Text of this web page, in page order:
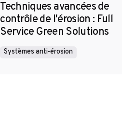
Techniques avancées de
contrôle de l'érosion : Full
Service Green Solutions
Systèmes anti-érosion